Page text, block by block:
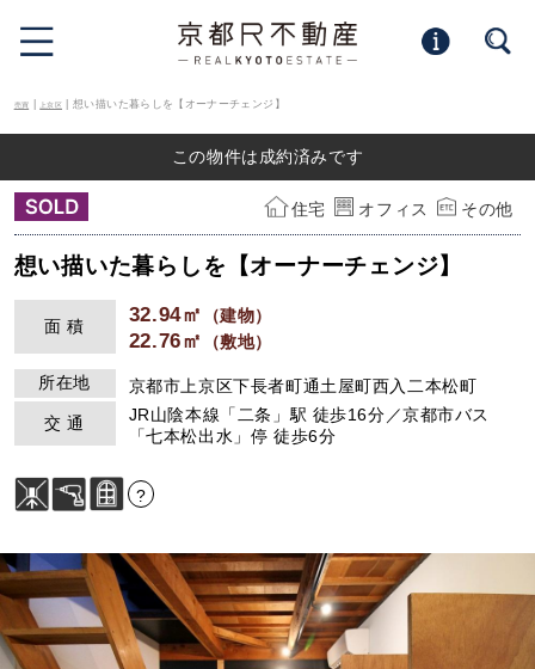
売買 上京区 | 想い描いた暮らしを【オーナーチェンジ】
この物件は成約済みです
住宅 オフィス その他
想い描いた暮らしを【オーナーチェンジ】
面 積 32.94㎡ （建物）
22.76㎡ （敷地）
所在地
京都市上京区下長者町通土屋町西入二本松町
交 通
JR山陰本線「二条」駅 徒歩16分／京都市バス
「七本松出水」停 徒歩6分
?